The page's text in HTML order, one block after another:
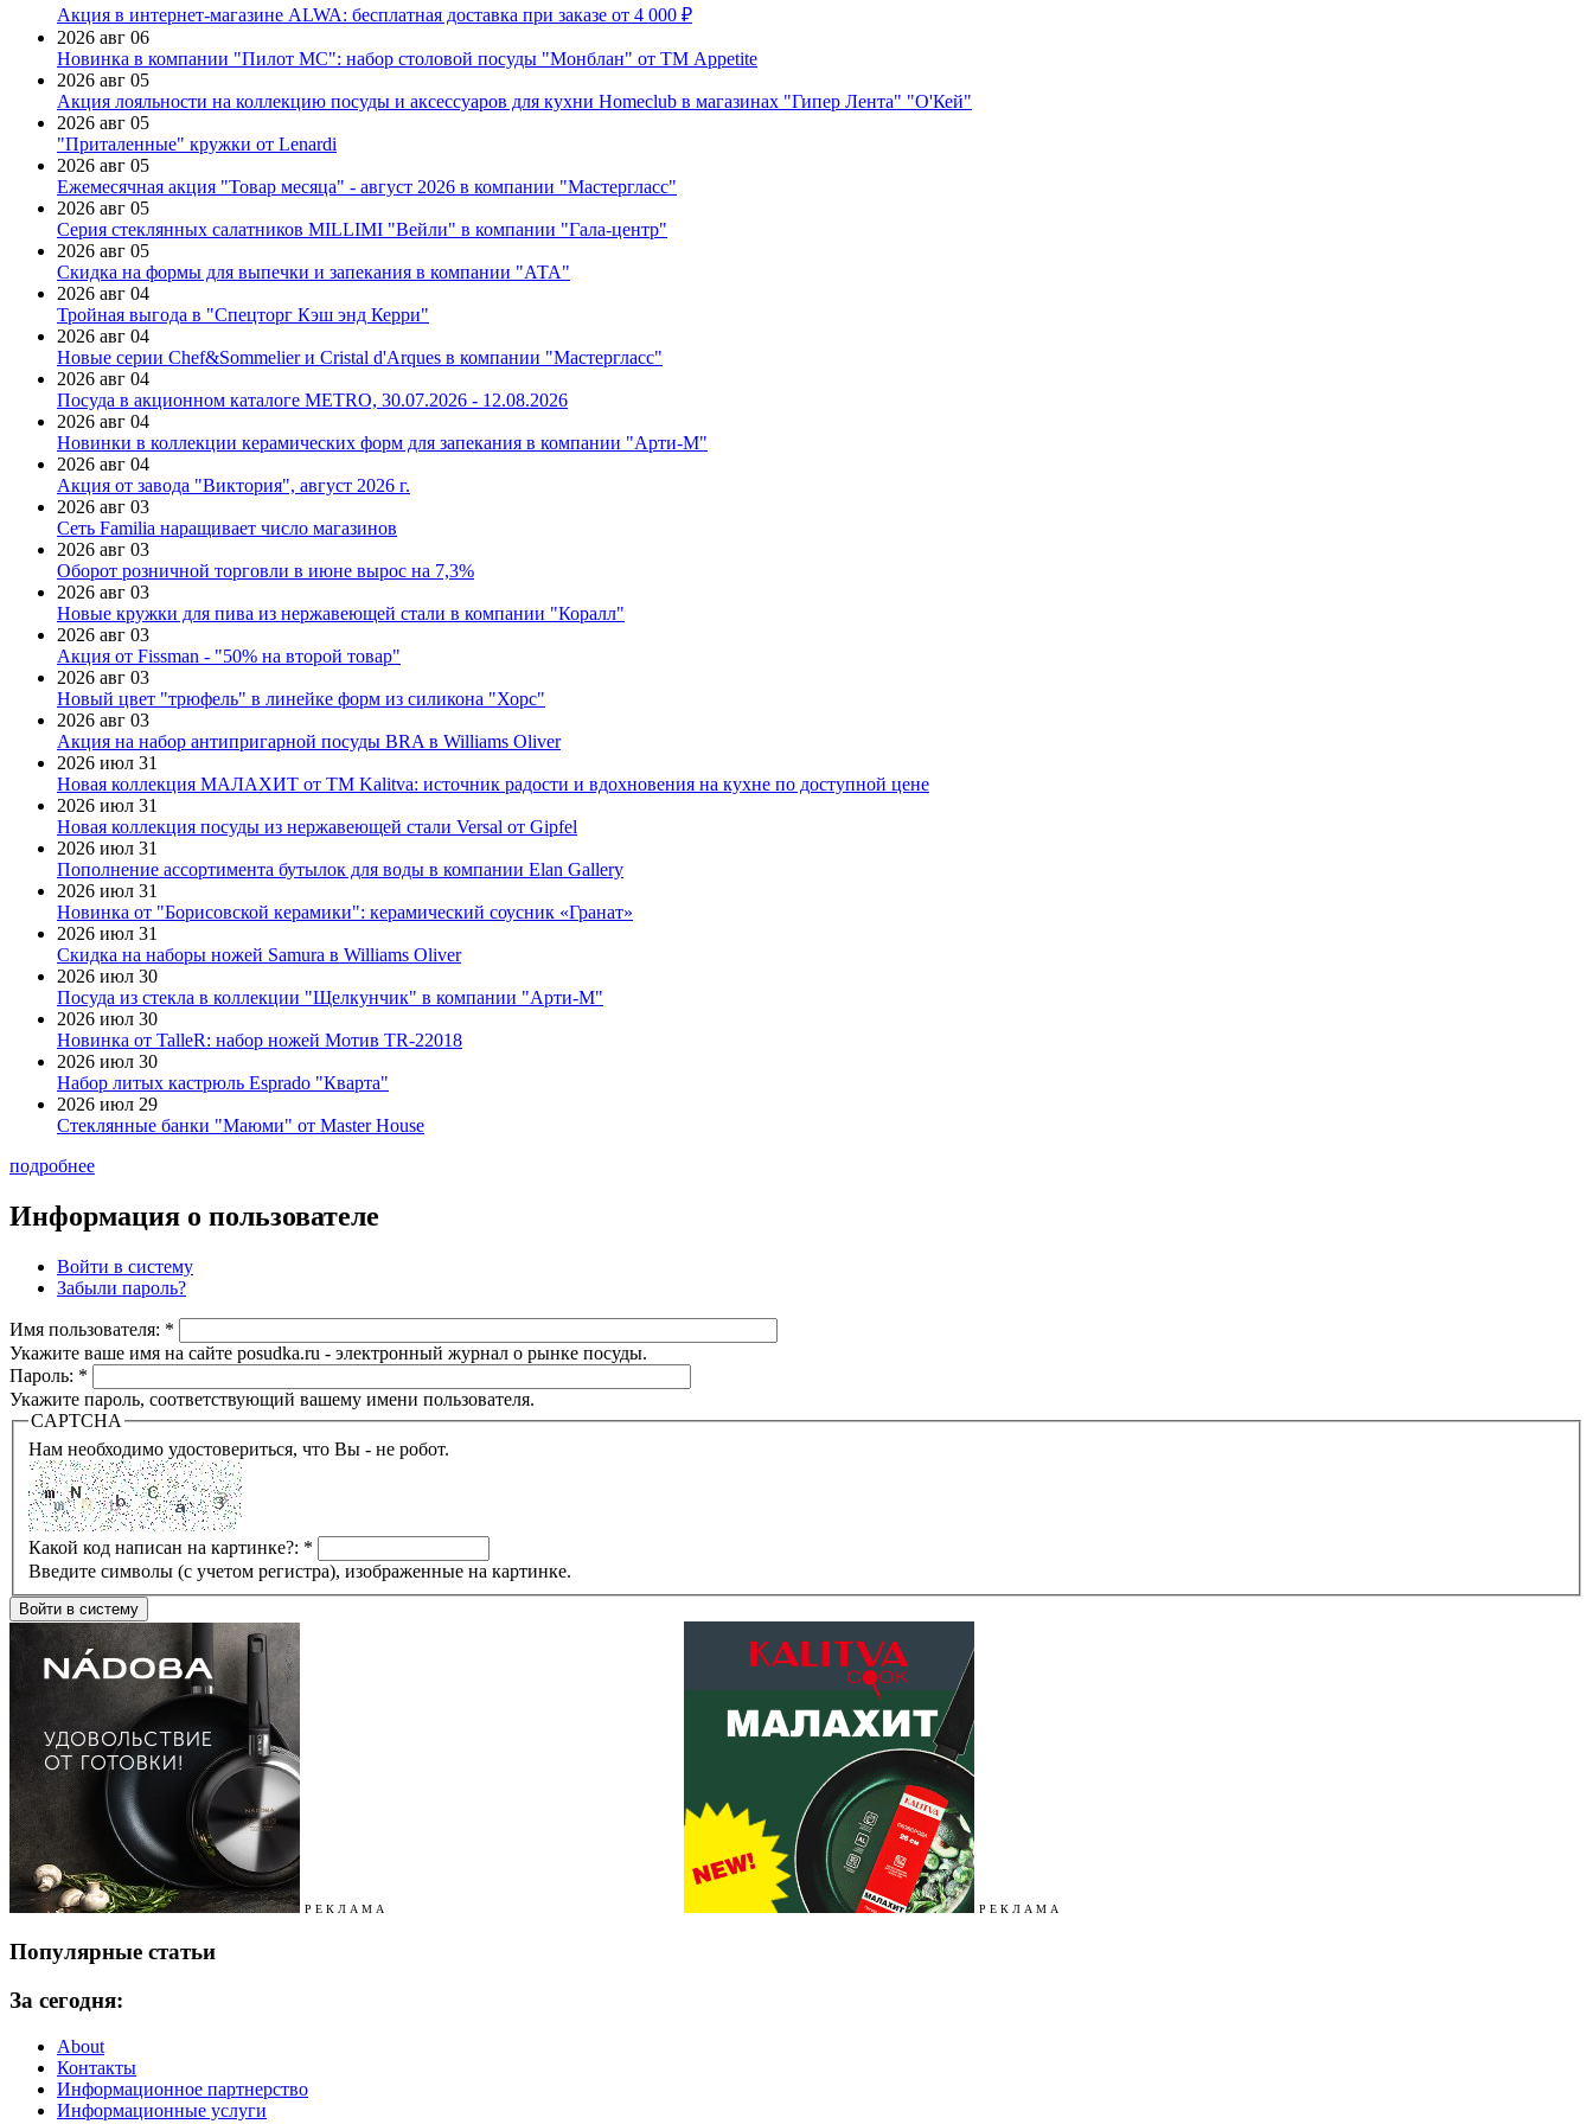
Акция в интернет-магазине ALWA: бесплатная доставка при заказе от 4 000 ₽
2026 авг 06
Новинка в компании "Пилот МС": набор столовой посуды "Монблан" от ТМ Appetite
2026 авг 05
Акция лояльности на коллекцию посуды и аксессуаров для кухни Homeclub в магазинах "Гипер Лента" "О'Кей"
2026 авг 05
"Приталенные" кружки от Lenardi
2026 авг 05
Ежемесячная акция "Товар месяца" - август 2026 в компании "Мастергласс"
2026 авг 05
Серия стеклянных салатников MILLIMI "Вейли" в компании "Гала-центр"
2026 авг 05
Скидка на формы для выпечки и запекания в компании "АТА"
2026 авг 04
Тройная выгода в "Спецторг Кэш энд Керри"
2026 авг 04
Новые серии Chef&Sommelier и Cristal d'Arques в компании "Мастергласс"
2026 авг 04
Посуда в акционном каталоге METRO, 30.07.2026 - 12.08.2026
2026 авг 04
Новинки в коллекции керамических форм для запекания в компании "Арти-М"
2026 авг 04
Акция от завода "Виктория", август 2026 г.
2026 авг 03
Сеть Familia наращивает число магазинов
2026 авг 03
Оборот розничной торговли в июне вырос на 7,3%
2026 авг 03
Новые кружки для пива из нержавеющей стали в компании "Коралл"
2026 авг 03
Акция от Fissman - "50% на второй товар"
2026 авг 03
Новый цвет "трюфель" в линейке форм из силикона "Хорс"
2026 авг 03
Акция на набор антипригарной посуды BRA в Williams Oliver
2026 июл 31
Новая коллекция МАЛАХИТ от ТМ Kalitva: источник радости и вдохновения на кухне по доступной цене
2026 июл 31
Новая коллекция посуды из нержавеющей стали Versal от Gipfel
2026 июл 31
Пополнение ассортимента бутылок для воды в компании Elan Gallery
2026 июл 31
Новинка от "Борисовской керамики": керамический соусник «Гранат»
2026 июл 31
Скидка на наборы ножей Samura в Williams Oliver
2026 июл 30
Посуда из стекла в коллекции "Щелкунчик" в компании "Арти-М"
2026 июл 30
Новинка от TalleR: набор ножей Мотив TR-22018
2026 июл 30
Набор литых кастрюль Esprado "Кварта"
2026 июл 29
Стеклянные банки "Маюми" от Master House
подробнее
Информация о пользователе
Войти в систему
Забыли пароль?
Имя пользователя: *
Укажите ваше имя на сайте posudka.ru - электронный журнал о рынке посуды.
Пароль: *
Укажите пароль, соответствующий вашему имени пользователя.
CAPTCHA
Нам необходимо удостовериться, что Вы - не робот.
Какой код написан на картинке?: *
Введите символы (с учетом регистра), изображенные на картинке.
Р Е К Л А М А Р Е К Л А М А
Популярные статьи
За сегодня:
About
Контакты
Информационное партнерство
Информационные услуги